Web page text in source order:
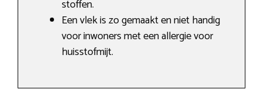
stoffen.
Een vlek is zo gemaakt en niet handig
voor inwoners met een allergie voor
huisstofmijt.